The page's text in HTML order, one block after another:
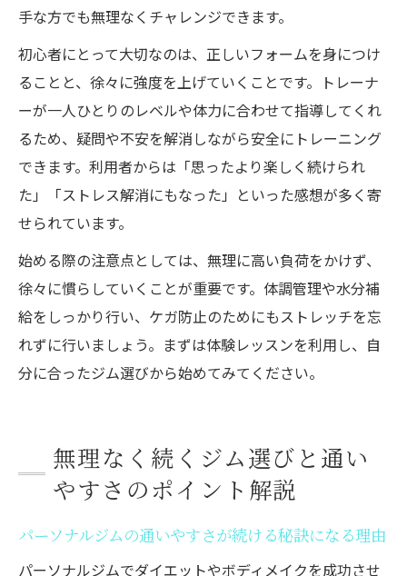
手な方でも無理なくチャレンジできます。
初心者にとって大切なのは、正しいフォームを身につけ
ることと、徐々に強度を上げていくことです。トレーナ
ーが一人ひとりのレベルや体力に合わせて指導してくれ
るため、疑問や不安を解消しながら安全にトレーニング
できます。利用者からは「思ったより楽しく続けられ
た」「ストレス解消にもなった」といった感想が多く寄
せられています。
始める際の注意点としては、無理に高い負荷をかけず、
徐々に慣らしていくことが重要です。体調管理や水分補
給をしっかり行い、ケガ防止のためにもストレッチを忘
れずに行いましょう。まずは体験レッスンを利用し、自
分に合ったジム選びから始めてみてください。
無理なく続くジム選びと通い
やすさのポイント解説
パーソナルジムの通いやすさが続ける秘訣になる理由
パーソナルジムでダイエットやボディメイクを成功させ